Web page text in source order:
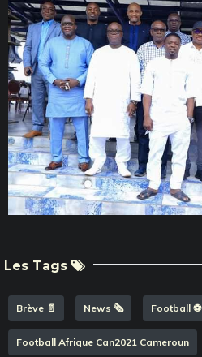
Les Tags
Brève 📄 News 🗞️ Football ⚽️
Football Afrique Can2021 Cameroun